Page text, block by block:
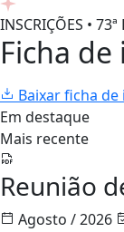
INSCRIÇÕES • 73ª
Ficha de
Baixar ficha de
Em destaque
Mais recente
Reunião
Agosto / 2026